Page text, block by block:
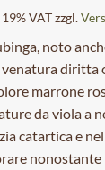
VATzzgl.
noto
venatura diritta
marrone
da viola a
catartica e
nonostante